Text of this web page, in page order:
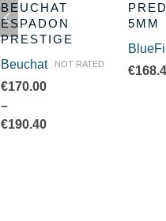
BEUCHAT
ESPADON
PRESTIGE
NOT RATED
Beuchat
€170.00
–
€190.40
5MM
€